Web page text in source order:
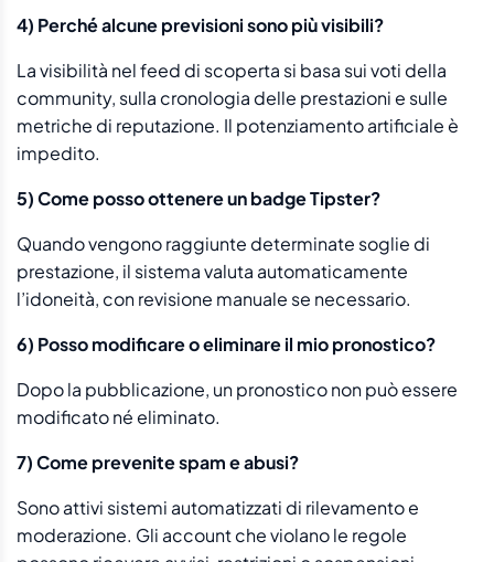
4) Perché alcune previsioni sono più visibili?
La visibilità nel feed di scoperta si basa sui voti della
community, sulla cronologia delle prestazioni e sulle
metriche di reputazione. Il potenziamento artificiale è
impedito.
5) Come posso ottenere un badge Tipster?
Quando vengono raggiunte determinate soglie di
prestazione, il sistema valuta automaticamente
l’idoneità, con revisione manuale se necessario.
6) Posso modificare o eliminare il mio pronostico?
Dopo la pubblicazione, un pronostico non può essere
modificato né eliminato.
7) Come prevenite spam e abusi?
Sono attivi sistemi automatizzati di rilevamento e
moderazione. Gli account che violano le regole